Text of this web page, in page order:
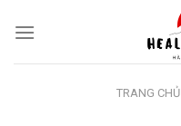
TRANG CHỦ